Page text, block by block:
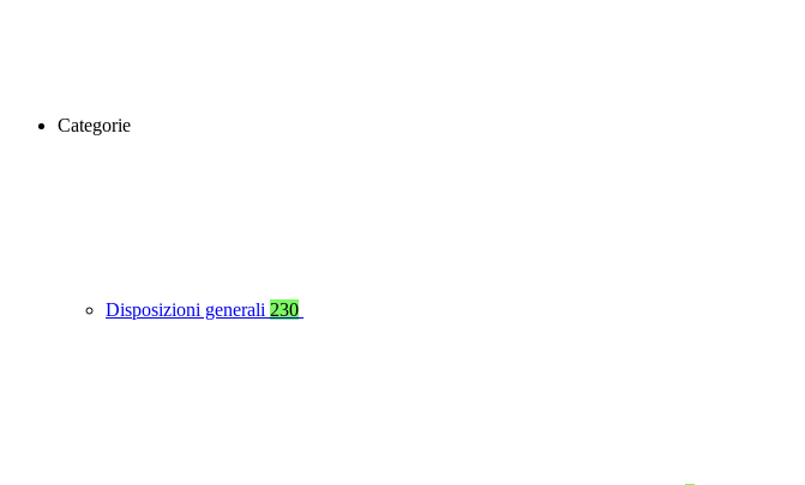
Categorie
Disposizioni generali 230